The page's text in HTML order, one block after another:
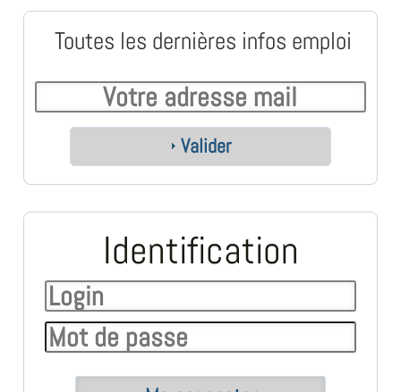
Toutes les dernières infos emploi
Valider
Identification